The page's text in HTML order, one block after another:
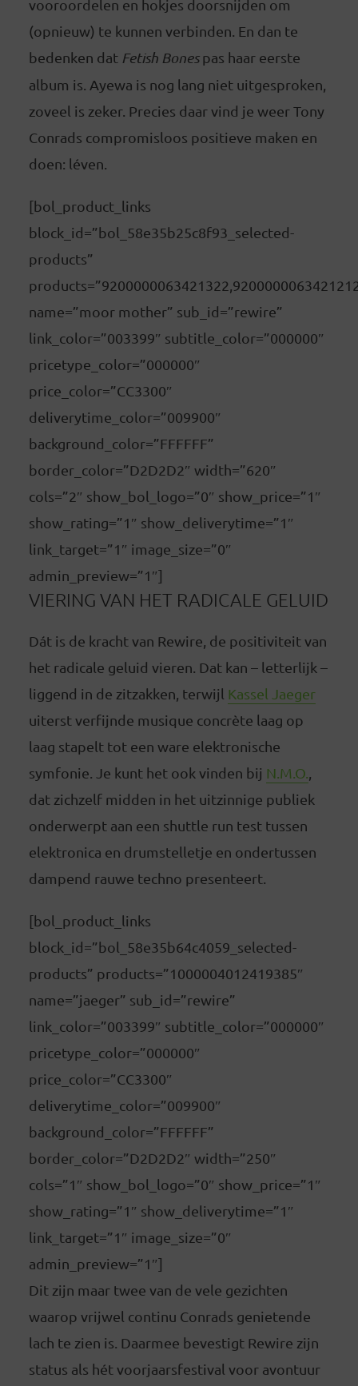
vooroordelen en hokjes doorsnijden om
(opnieuw) te kunnen verbinden. En dan te
bedenken dat Fetish Bonespas haar eerste
album is. Ayewa is nog lang niet uitgesproken,
zoveel is zeker. Precies daar vind je weer Tony
Conrads compromisloos positieve maken en
doen: léven.
[bol_product_links
block_id=”bol_58e35b25c8f93_selected-
products”
name=”moor mother” sub_id=”rewire”
link_color=”003399″ subtitle_color=”000000″
pricetype_color=”000000″
price_color=”CC3300″
deliverytime_color=”009900″
background_color=”FFFFFF”
border_color=”D2D2D2″ width=”620″
cols=”2″ show_bol_logo=”0″ show_price=”1″
show_rating=”1″ show_deliverytime=”1″
link_target=”1″ image_size=”0″
admin_preview=”1″]
VIERING VAN HET RADICALE GELUID
Dát is de kracht van Rewire, de positiviteit van
het radicale geluid vieren. Dat kan – letterlijk –
liggend in de zitzakken, terwijl Kassel Jaeger
uiterst verfijnde musique concrète laag op
laag stapelt tot een ware elektronische
symfonie. Je kunt het ook vinden bij N.M.O.
dat zichzelf midden in het uitzinnige publiek
onderwerpt aan een shuttle run test tussen
elektronica en drumstelletje en ondertussen
dampend rauwe techno presenteert.
[bol_product_links
block_id=”bol_58e35b64c4059_selected-
products” products=”1000004012419385″
name=”jaeger” sub_id=”rewire”
link_color=”003399″ subtitle_color=”000000″
pricetype_color=”000000″
price_color=”CC3300″
deliverytime_color=”009900″
background_color=”FFFFFF”
border_color=”D2D2D2″ width=”250″
cols=”1″ show_bol_logo=”0″ show_price=”1″
show_rating=”1″ show_deliverytime=”1″
link_target=”1″ image_size=”0″
admin_preview=”1″]
Dit zijn maar twee van de vele gezichten
waarop vrijwel continu Conrads genietende
lach te zien is. Daarmee bevestigt Rewire zijn
status als hét voorjaarsfestival voor avontuur